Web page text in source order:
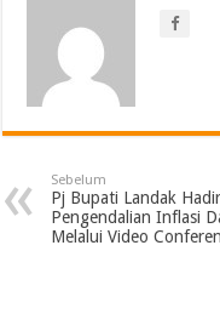
Sebelum
Pj Bupati Landak
Pengendalian Inflasi
Melalui Video